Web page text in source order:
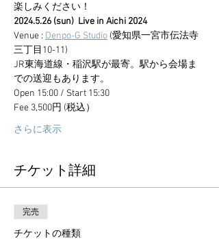
楽しみください！
2024.5.26 (sun)  Live in Aichi 2024
Venue : Denpo-G Studio (愛知県一宮市伝法寺
三丁目10-11)
JR東海道線・稲沢駅が最寄。駅から会場ま
での送迎もあります。
Open 15:00 / Start 15:30
Fee 3,500円 (税込）
さらに表示
チケット詳細
完売
チケットの種類